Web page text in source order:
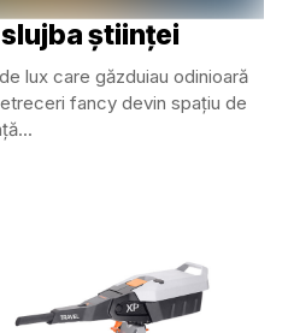
științei
lux care găzduiau odinioară
fancy devin spațiu de